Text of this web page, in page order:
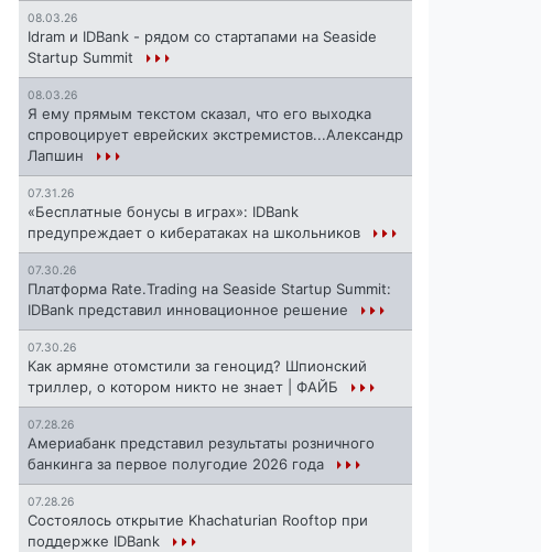
08.03.26
Idram и IDBank - рядом со стартапами на Seaside
Startup Summit
08.03.26
Я ему прямым текстом сказал, что его выходка
спровоцирует еврейских экстремистов...Александр
Лапшин
07.31.26
«Бесплатные бонусы в играх»: IDBank
предупреждает о кибератаках на школьников
07.30.26
Платформа Rate.Trading на Seaside Startup Summit:
IDBank представил инновационное решение
07.30.26
Как армяне отомстили за геноцид? Шпионский
триллер, о котором никто не знает | ФАЙБ
07.28.26
Америабанк представил результаты розничного
банкинга за первое полугодие 2026 года
07.28.26
Состоялось открытие Khachaturian Rooftop при
поддержке IDBank